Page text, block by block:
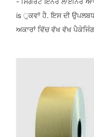
is ੁਕਵਾਂ ਹੈ. ਇਸ ਦੀ
ਅਕਾਰਾਂ ਵਿੱਚ ਵੱਖ ਵੱਖ